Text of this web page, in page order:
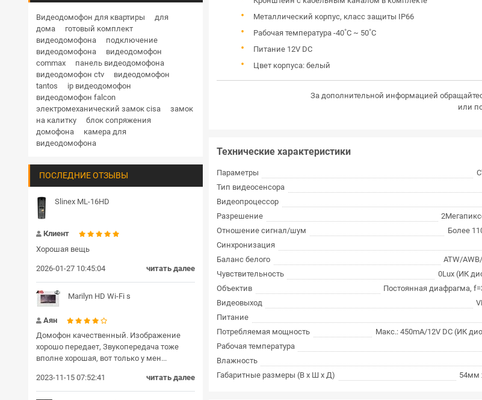
Купольная поворотная уличные
HD
1 Мп 1.3 Мп 2 Мп
RVi
Hikvision Hiwatch
Dahua
TRASSIR
BEWARD
Кнопки выхода
Гибкие переходы
Комплекты и готовые решения СКУД
Блоки сопряжения
Передатчик и приемник
Пульт управления
Громкоговорители
Видеодомофон для квартиры
для
дома
готовый комплект
видеодомофона
подключение
видеодомофона
видеодомофон
commax
панель видеодомофона
видеодомофон ctv
видеодомофон
tantos
ip видеодомофон
видеодомофон falcon
электромеханический замок cisa
замок
на калитку
блок сопряжения
домофона
камера для
видеодомофона
ПОСЛЕДНИЕ ОТЗЫВЫ
Slinex ML-16HD
Клиент
Хорошая вещь
2026-01-27 10:45:04 читать далее
Marilyn HD Wi-Fi s
Аян
Домофон качественный. Изображение
хорошо передает, Звукопередача тоже
вполне хорошая, вот только у мен...
2023-11-15 07:52:41 читать далее
Металлический корпус, класс защиты IP66
Рабочая температура -40˚C ~ 50˚C
Питание 12V DC
Цвет корпуса: белый
За дополнительной информацией
или
Технические характеристики
Параметры
Тип видеосенсора
Видеопроцессор
Разрешение
Отношение сигнал/шум
Более
Синхронизация
Баланс белого
ATW/
Чувствительность
0Lux (ИК
Объектив
Постоянная диафрагма,
Видеовыход
Питание
Потребляемая мощность
Макс.: 450mA/12V DC (ИК
Рабочая температура
Влажность
Габаритные размеры (В х Ш х Д)
54мм